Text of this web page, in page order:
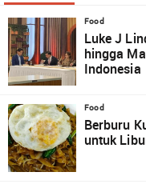
Food
Luke J
hingga
Indonesia
Food
Berburu
untuk